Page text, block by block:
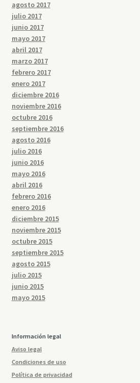
agosto 2017
julio 2017
junio 2017
mayo 2017
abril 2017
marzo 2017
febrero 2017
enero 2017
diciembre 2016
noviembre 2016
octubre 2016
septiembre 2016
agosto 2016
julio 2016
junio 2016
mayo 2016
abril 2016
febrero 2016
enero 2016
diciembre 2015
noviembre 2015
octubre 2015
septiembre 2015
agosto 2015
julio 2015
junio 2015
mayo 2015
Información legal
Aviso legal
Condiciones de uso
Política de privacidad